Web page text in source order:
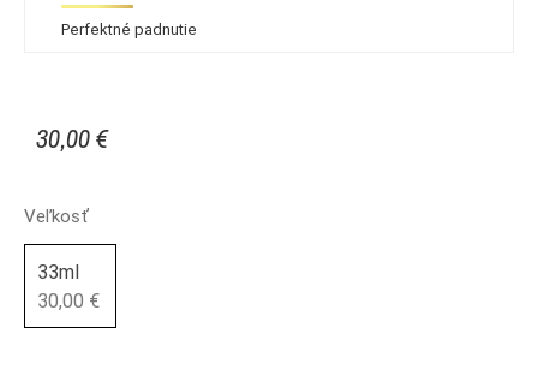
Perfektné padnutie
30,00 €
Veľkosť
33ml
30,00 €